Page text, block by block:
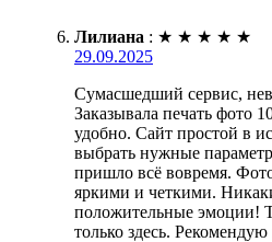
Лилиана : ★ ★ ★ ★ ★
29.09.2025
Сумасшедший сервис,
Заказывала печать фото
удобно. Сайт простой в
выбрать нужные
пришло всё вовремя.
яркими и четкими.
положительные эмоции!
только здесь.